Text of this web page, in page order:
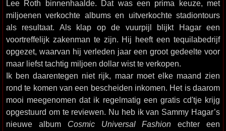
Lee Roth binnenhaalde. Dat was een prima keuze, met
miljoenen verkochte albums en uitverkochte stadiontours
als resultaat. Als klap op de vuurpijl blijkt Hagar een
voortreffelijk zakenman te zijn. Hij heeft een tequilabedrijf
opgezet, waarvan hij verleden jaar een groot gedeelte voor
maar liefst tachtig miljoen dollar wist te verkopen.
Ik ben daarentegen niet rijk, maar moet elke maand zien
rond te komen van een bescheiden inkomen. Het is daarom
mooi meegenomen dat ik regelmatig een gratis cd'tje krijg
opgestuurd om te reviewen. Nu heb ik van Sammy Hagar’s
nieuwe album Cosmic Universal Fashion echter een